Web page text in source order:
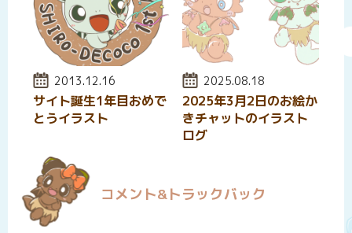
投稿日:
2013.12.16
サイト誕生1年目おめで
とうイラスト
投稿日:
2025.08.18
2025年3月2日のお絵か
きチャットのイラスト
ログ
コメント&トラックバック